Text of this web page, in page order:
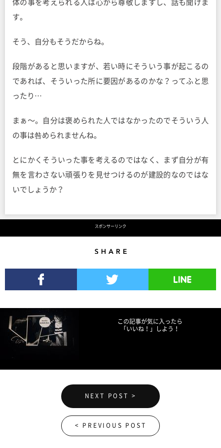
体の事を考えられる人は心から尊敬しますし、話も聞けま
す。
そう、自分もそうだからね。
段階があると思いますが、若い時にそういう事が起こるの
であれば、そういった所に要因があるのかな？ってふと思
ったり…
まぁ〜。自分は褒められた人ではなかったのでそういう人
の事は咎められませんね。
とにかくそういった事を考えるのではなく、まず自分が有
無を言わさない頑張りを見せつけるのが建設的なのではな
いでしょうか？
スポンサーリンク
この記事が気に入ったら
「いいね！」しよう！
NEXT POST >
< PREVIOUS POST